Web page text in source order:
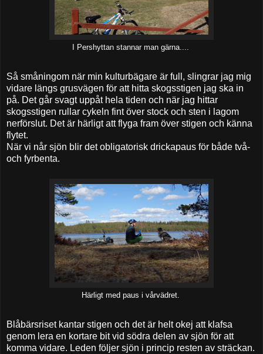
I Pershyttan stannar man gärna....
Så småningom när min kulturbägare är full, slingrar jag mig
vidare längs grusvägen för att hitta skogsstigen jag ska in
på. Det går svagt uppåt hela tiden och när jag hittar
skogsstigen rullar cykeln fint över stock och sten i lagom
nerförslut. Det är härligt att flyga fram över stigen och känna
flytet.
När vi når sjön blir det obligatorisk drickapaus för både två-
och fyrbenta.
Härligt med paus i vårvädret.
Blåbärsriset kantar stigen och det är helt okej att klafsa
genom lera en kortare bit vid södra delen av sjön för att
komma vidare. Leden följer sjön i princip resten av sträckan.